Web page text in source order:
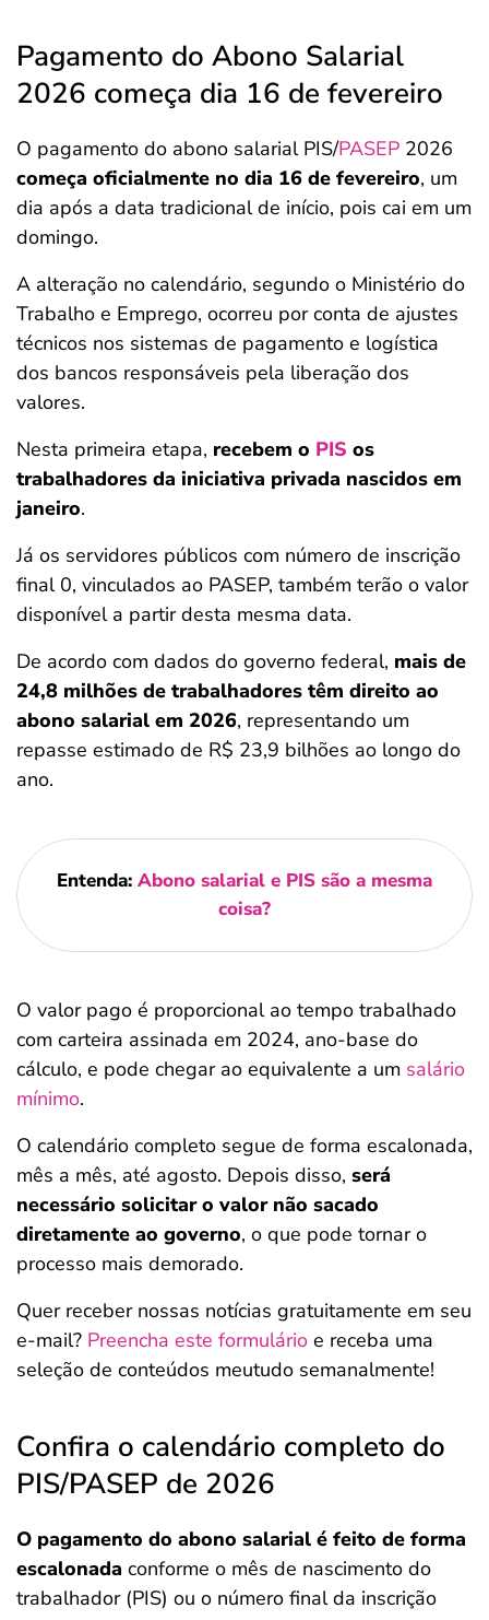
Pagamento do Abono Salarial
2026 começa dia 16 de fevereiro
O pagamento do abono salarial PIS/PASEP 2026
começa oficialmente no dia 16 de fevereiro, um
dia após a data tradicional de início, pois cai em um
domingo.
A alteração no calendário, segundo o Ministério do
Trabalho e Emprego, ocorreu por conta de ajustes
técnicos nos sistemas de pagamento e logística
dos bancos responsáveis pela liberação dos
valores.
Nesta primeira etapa, recebem o PIS os
trabalhadores da iniciativa privada nascidos em
janeiro.
Já os servidores públicos com número de inscrição
final 0, vinculados ao PASEP, também terão o valor
disponível a partir desta mesma data.
De acordo com dados do governo federal, mais de
24,8 milhões de trabalhadores têm direito ao
abono salarial em 2026, representando um
repasse estimado de R$ 23,9 bilhões ao longo do
ano.
Entenda: Abono salarial e PIS são a mesma
coisa?
O valor pago é proporcional ao tempo trabalhado
com carteira assinada em 2024, ano-base do
cálculo, e pode chegar ao equivalente a um salário
mínimo.
O calendário completo segue de forma escalonada,
mês a mês, até agosto. Depois disso, será
necessário solicitar o valor não sacado
diretamente ao governo, o que pode tornar o
processo mais demorado.
Quer receber nossas notícias gratuitamente em seu
e-mail? Preencha este formulário e receba uma
seleção de conteúdos meutudo semanalmente!
Confira o calendário completo do
PIS/PASEP de 2026
O pagamento do abono salarial é feito de forma
escalonada conforme o mês de nascimento do
trabalhador (PIS) ou o número final da inscrição